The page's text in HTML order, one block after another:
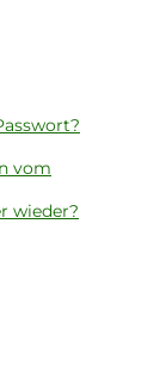
vom
wieder?